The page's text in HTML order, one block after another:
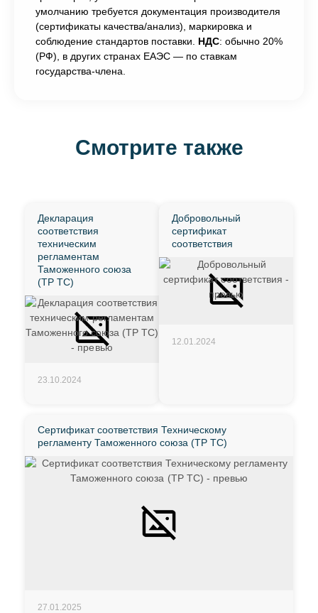
умолчанию требуется документация производителя
(сертификаты качества/анализ), маркировка и
соблюдение стандартов поставки. НДС: обычно 20%
(РФ), в других странах ЕАЭС — по ставкам
государства-члена.
Смотрите также
Декларация
соответствия
техническим
регламентам
Таможенного союза
(ТР ТС)
23.10.2024
Добровольный
сертификат
соответствия
12.01.2024
Сертификат соответствия Техническому
регламенту Таможенного союза (ТР ТС)
27.01.2025